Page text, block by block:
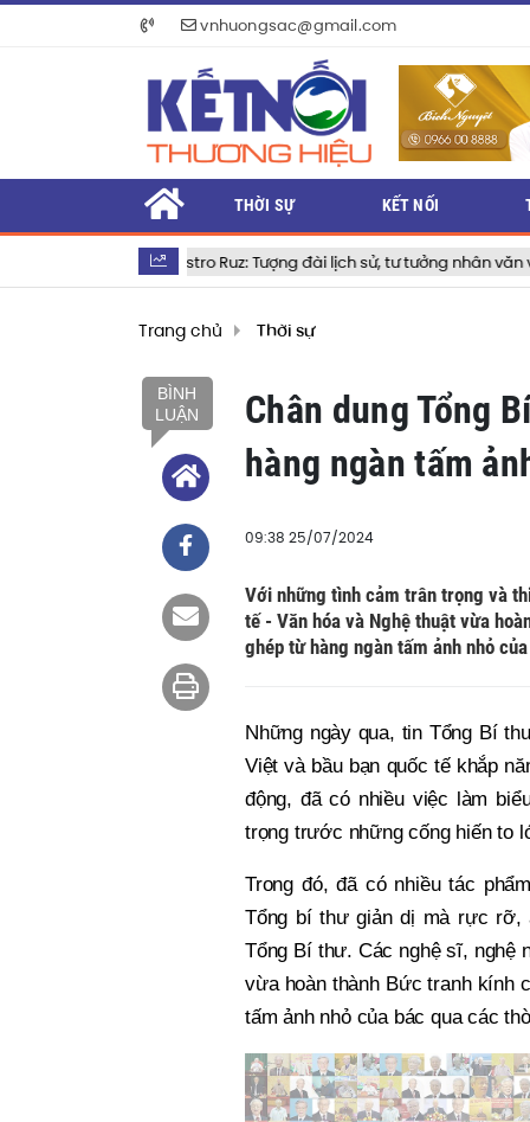
vnhuongsac@gmail.com
Castro Ruz: Tượng đài lịch sử, tư tưởng nhân văn và khát vọng vĩnh
THỜI SỰ KẾT NỐI
Trang chủ Thời sự
BÌNH
LUẬN
Chân dung Tổng
hàng ngàn tấm
09:38 25/07/2024
Với những tình cảm trân trọng và
tế - Văn hóa và Nghệ thuật vừa
ghép từ hàng ngàn tấm ảnh nhỏ
Những ngày qua, tin Tổng Bí
Việt và bầu bạn quốc tế khắp
động, đã có nhiều việc làm
trọng trước những cống hiến to
Trong đó, đã có nhiều tác
Tổng bí thư giản dị mà rực rỡ,
Tổng Bí thư. Các nghệ sĩ, nghệ
vừa hoàn thành Bức tranh kính
tấm ảnh nhỏ của bác qua các